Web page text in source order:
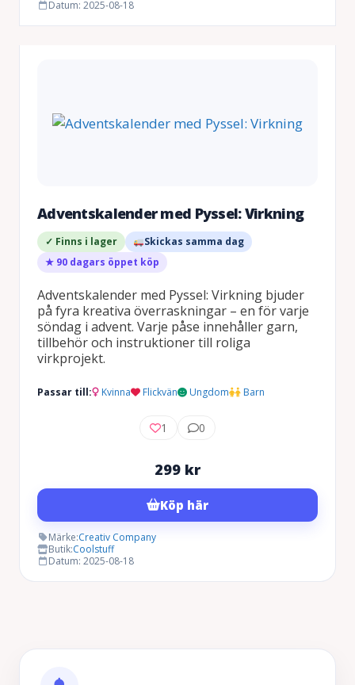
Datum: 2025-08-18
Adventskalender med Pyssel: Virkning
✓ Finns i lager
Skickas samma dag
★ 90 dagars öppet köp
Adventskalender med Pyssel: Virkning bjuder
på fyra kreativa överraskningar – en för varje
söndag i advent. Varje påse innehåller garn,
tillbehör och instruktioner till roliga
virkprojekt.
Passar till: Kvinna Flickvän Ungdom Barn
1 0
299 kr
Köp här
Märke:Creativ Company
Butik:Coolstuff
Datum: 2025-08-18